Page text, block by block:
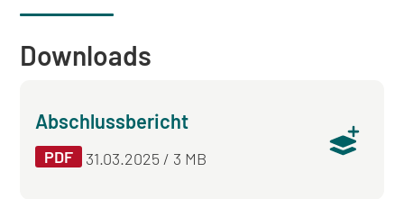
Downloads
Abschlussbericht
PDF 31.03.2025 / 3 MB